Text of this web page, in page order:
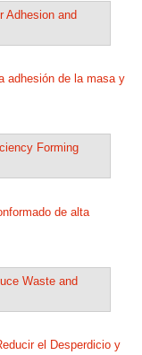
adhesión de la masa y
de alta
el Desperdicio y